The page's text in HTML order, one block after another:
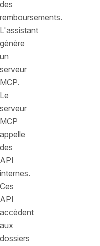
des
remboursements.
L'assistant
génère
un
serveur
MCP.
Le
serveur
MCP
appelle
des
API
internes.
Ces
API
accèdent
aux
dossiers